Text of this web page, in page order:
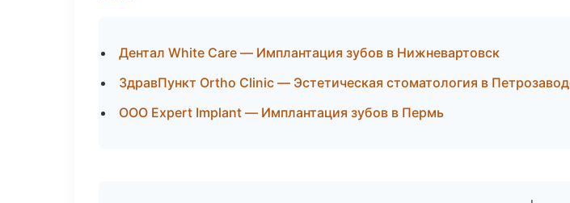
Дентал White Care — Имплантация зубов в Нижневартовск
ЗдравПункт Ortho Clinic — Эстетическая стоматология в
ООО Expert Implant — Имплантация зубов в Пермь